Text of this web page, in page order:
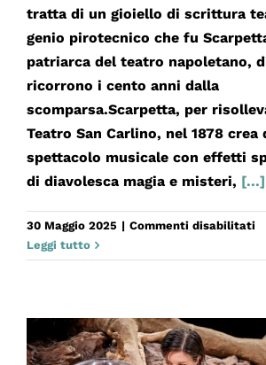
tratta di un gioiello di scrittura
genio pirotecnico che fu
patriarca del teatro napoletano,
ricorrono i cento anni dalla
scomparsa.Scarpetta, per
Teatro San Carlino, nel 1878 crea
spettacolo musicale con effetti
di diavolesca magia e misteri, [...]
30 Maggio 2025 | Commenti disabilitatisu
Leggi tutto